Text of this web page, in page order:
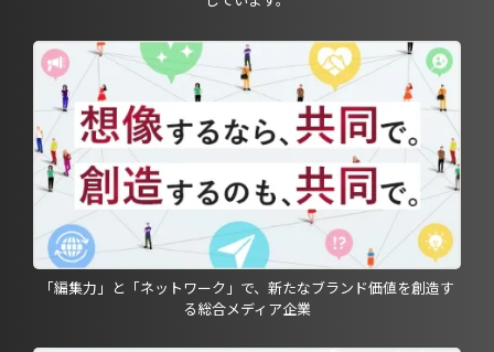
「編集力」と「ネットワーク」で、新たなブランド価値を創造す
る総合メディア企業